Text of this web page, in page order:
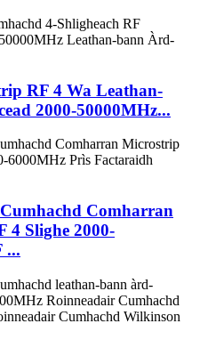
RF 4 Wa Leathan-
2000-50000MHz...
Comharran
4 Slighe 2000-
...